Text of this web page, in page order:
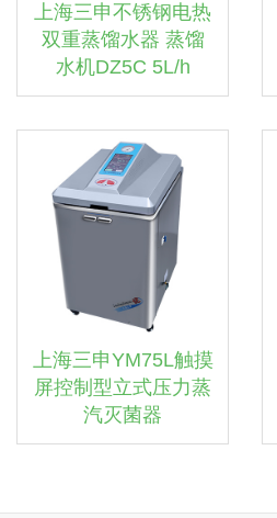
上海三申不锈钢电热
双重蒸馏水器 蒸馏
水机DZ5C 5L/h
上海三申YM75L触摸
屏控制型立式压力蒸
汽灭菌器